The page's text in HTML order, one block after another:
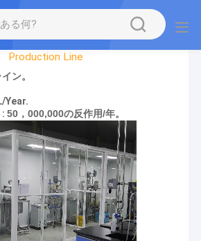
Factory Tour
Production Line
ン。
Year.
50，000,000の反作用/年。